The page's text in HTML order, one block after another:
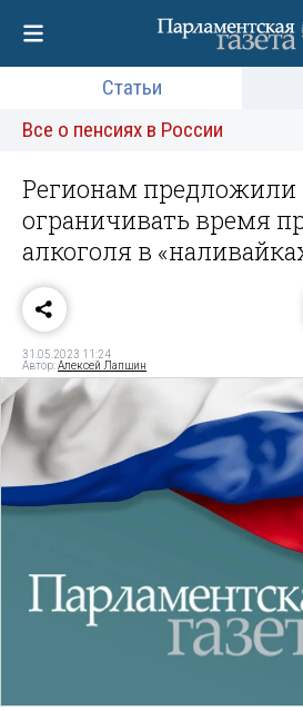
Статьи
Все о пенсиях в России
Регионам предложили
ограничивать время
алкоголя в
31.05.2023 11:24
Автор:Алексей Лапшин